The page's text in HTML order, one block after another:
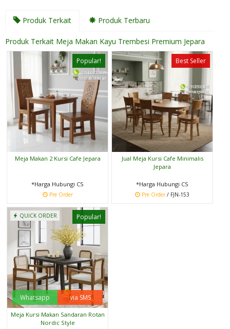
Produk Terkait Produk Terbaru
Produk Terkait Meja Makan Kayu Trembesi Premium Jepara
Popular!
Meja Makan 2 Kursi Cafe Jepara
*Harga Hubungi CS
Pre Order
Best Seller
Jual Meja Kursi Cafe Minimalis
Jepara
*Harga Hubungi CS
Pre Order/ FJN-153
Popular!
QUICK ORDER
Whatsapp via SMS
Meja Kursi Makan Sandaran Rotan
Nordic Style